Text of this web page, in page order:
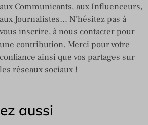
aux Communicants, aux Influenceurs,
aux Journalistes… N’hésitez pas à
vous inscrire, à nous contacter pour
une contribution. Merci pour votre
confiance ainsi que vos partages sur
les réseaux sociaux !
aussi